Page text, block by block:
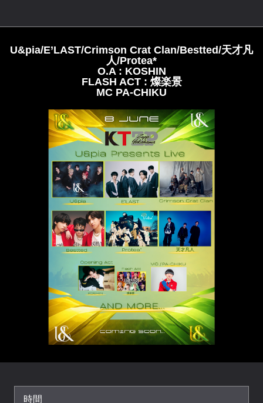
U&pia/E’LAST/Crimson Crat Clan/Bestted/天才凡
人/Protea*
O.A : KOSHIN
FLASH ACT : 燦楽景
MC PA-CHIKU
時間